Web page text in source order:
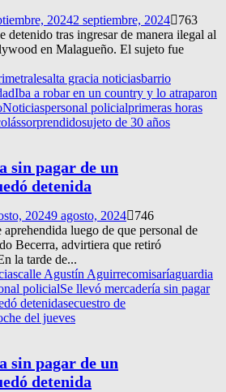
20242 septiembre, 2024
763
detenido tras ingresar de manera ilegal al
en Malagueño. El sujeto fue
alta gracia noticiasbarrio
Iba a robar en un country y lo atraparon
Noticiaspersonal policialprimeras horas
sorprendidosujeto de 30 años
sin pagar de un
detenida
20249 agosto, 2024
746
luego de que personal de
Becerra, advirtiera que retiró
la tarde de...
calle Agustín Aguirrecomisaríaguardia
policialSe llevó mercadería sin pagar
detenidasecuestro de
del jueves
sin pagar de un
detenida